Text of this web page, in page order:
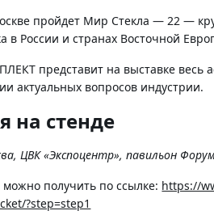
пройдет Мир Стекла — 22 —
в России и странах Восточной
представит на выставке весь
актуальных вопросов индустрии.
на стенде
ЦВК «Экспоцентр», павильон
получить по ссылке: https://
?step=step1